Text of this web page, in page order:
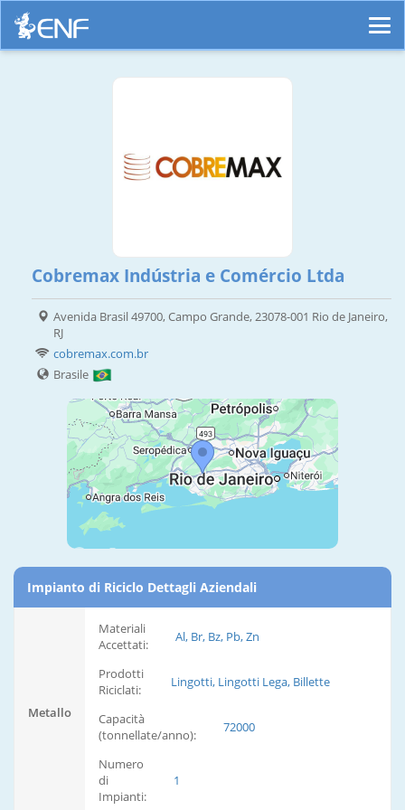
Cobremax Indústria e Comércio Ltda
Avenida Brasil 49700, Campo Grande, 23078-001 Rio de Janeiro,
RJ
cobremax.com.br
Brasile
Impianto di Riciclo Dettagli Aziendali
Metallo
Materiali
Accettati:
Al, Br, Bz, Pb, Zn
Prodotti
Riciclati:
Lingotti, Lingotti Lega, Billette
Capacità
(tonnellate/anno):
72000
Numero
di
Impianti:
1